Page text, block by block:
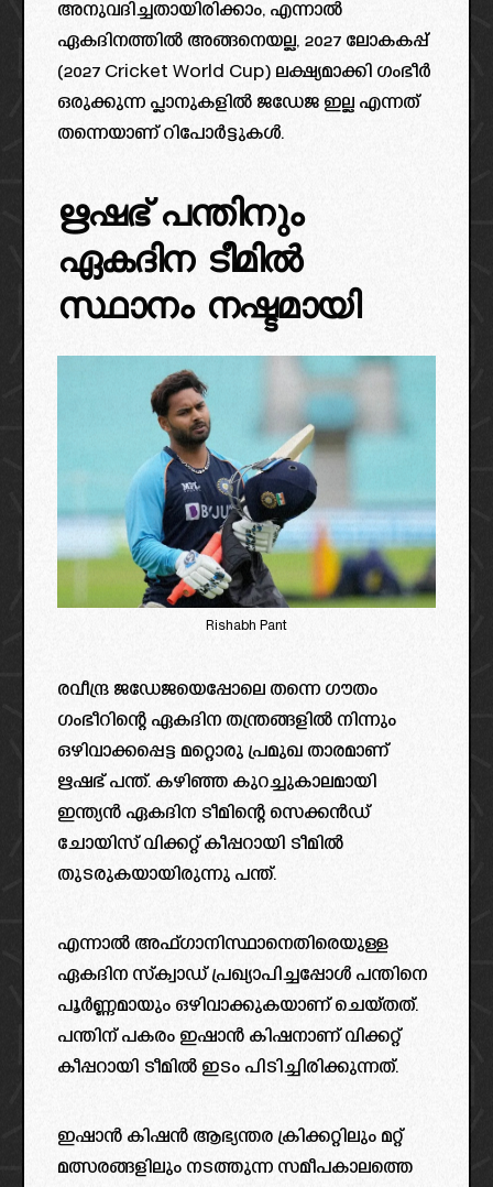
അനുവദിച്ചതായിരിക്കാം, എന്നാൽ
ഏകദിനത്തിൽ അങ്ങനെയല്ല, 2027 ലോകകപ്പ്
(2027 Cricket World Cup) ലക്ഷ്യമാക്കി ഗംഭീർ
ഒരുക്കുന്ന പ്ലാനുകളിൽ ജഡേജ ഇല്ല എന്നത്
തന്നെയാണ് റിപോർട്ടുകൾ.
ഋഷഭ് പന്തിനും
ഏകദിന ടീമിൽ
സ്ഥാനം നഷ്ടമായി
Rishabh Pant
രവീന്ദ്ര ജഡേജയെപ്പോലെ തന്നെ ഗൗതം
ഗംഭീറിന്റെ ഏകദിന തന്ത്രങ്ങളിൽ നിന്നും
ഒഴിവാക്കപ്പെട്ട മറ്റൊരു പ്രമുഖ താരമാണ്
ഋഷഭ് പന്ത്. കഴിഞ്ഞ കുറച്ചുകാലമായി
ഇന്ത്യൻ ഏകദിന ടീമിന്റെ സെക്കൻഡ്
ചോയിസ് വിക്കറ്റ് കീപ്പറായി ടീമിൽ
തുടരുകയായിരുന്നു പന്ത്.
എന്നാൽ അഫ്ഗാനിസ്ഥാനെതിരെയുള്ള
ഏകദിന സ്ക്വാഡ് പ്രഖ്യാപിച്ചപ്പോൾ പന്തിനെ
പൂർണ്ണമായും ഒഴിവാക്കുകയാണ് ചെയ്തത്.
പന്തിന് പകരം ഇഷാൻ കിഷനാണ് വിക്കറ്റ്
കീപ്പറായി ടീമിൽ ഇടം പിടിച്ചിരിക്കുന്നത്.
ഇഷാൻ കിഷൻ ആഭ്യന്തര ക്രിക്കറ്റിലും മറ്റ്
മത്സരങ്ങളിലും നടത്തുന്ന സമീപകാലത്തെ